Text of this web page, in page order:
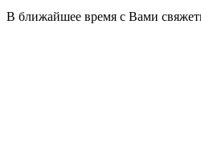
В ближайшее время с Вами